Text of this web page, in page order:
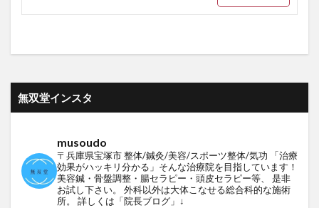
無双堂インスタ
musoudo
〒兵庫県宝塚市整体/鍼灸/美容/スポーツ整体/気功 「治療
効果がハッキリ分かる」そんな治療院を目指しています！
美容鍼・骨盤調整・腸セラピー・頭皮セラピー等、
是非
お試し下さい。
外科以外は大体こなせる総合科的な施術
所。
詳しくは「院長ブログ」↓